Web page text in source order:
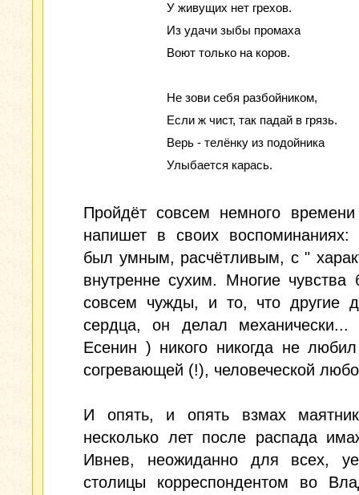
У живущих нет грехов.
Из удачи зыбы промаха
Воют только на коров.
Не зови себя разбойником,
Если ж чист, так падай в грязь.
Верь - телёнку из подойника
Улыбается карась.
Пройдёт совсем немного
напишет в своих
был умным, расчётливым, с "
внутренне сухим. Многие
совсем чужды, и то, что другие
сердца, он делал
Есенин ) никого никогда не
согревающей (!), человеческой
И опять, и опять взмах
несколько лет после распада
Ивнев, неожиданно для всех,
столицы корреспондентом во